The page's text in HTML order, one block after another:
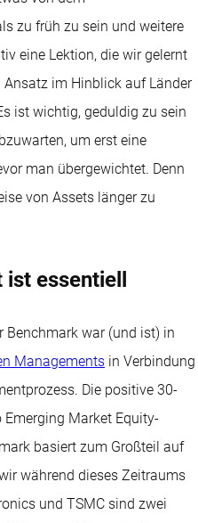
zu früh zu sein und weitere
eine Lektion, die wir gelernt
Ansatz im Hinblick auf Länder
ist wichtig, geduldig zu sein
um erst eine
man übergewichtet. Denn
von Assets länger zu
essentiell
Benchmark war (und ist) in
Managements in Verbindung
Die positive 30-
Market Equity-
basiert zum Großteil auf
während dieses Zeitraums
und TSMC sind zwei